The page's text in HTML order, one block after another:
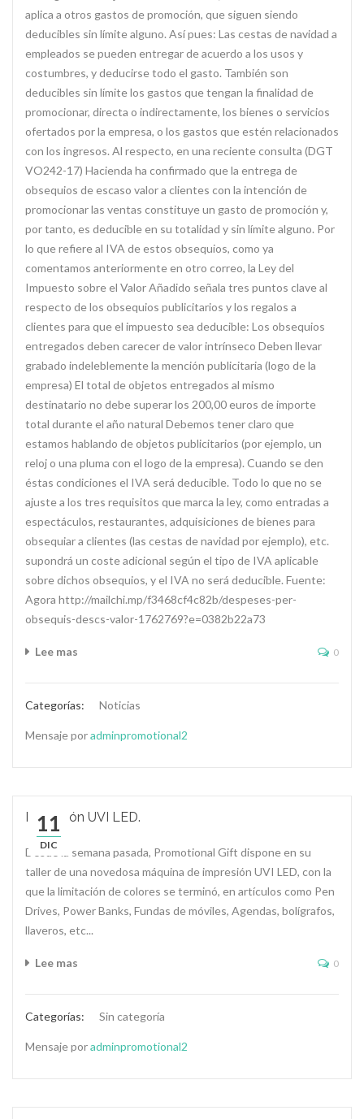
aplica a otros gastos de promoción, que siguen siendo
deducibles sin límite alguno. Así pues: Las cestas de navidad a
empleados se pueden entregar de acuerdo a los usos y
costumbres, y deducirse todo el gasto. También son
deducibles sin límite los gastos que tengan la finalidad de
promocionar, directa o indirectamente, los bienes o servicios
ofertados por la empresa, o los gastos que estén relacionados
con los ingresos. Al respecto, en una reciente consulta (DGT
VO242-17) Hacienda ha confirmado que la entrega de
obsequios de escaso valor a clientes con la intención de
promocionar las ventas constituye un gasto de promoción y,
por tanto, es deducible en su totalidad y sin límite alguno. Por
lo que refiere al IVA de estos obsequios, como ya
comentamos anteriormente en otro correo, la Ley del
Impuesto sobre el Valor Añadido señala tres puntos clave al
respecto de los obsequios publicitarios y los regalos a
clientes para que el impuesto sea deducible: Los obsequios
entregados deben carecer de valor intrínseco Deben llevar
grabado indeleblemente la mención publicitaria (logo de la
empresa) El total de objetos entregados al mismo
destinatario no debe superar los 200,00 euros de importe
total durante el año natural Debemos tener claro que
estamos hablando de objetos publicitarios (por ejemplo, un
reloj o una pluma con el logo de la empresa). Cuando se den
éstas condiciones el IVA será deducible. Todo lo que no se
ajuste a los tres requisitos que marca la ley, como entradas a
espectáculos, restaurantes, adquisiciones de bienes para
obsequiar a clientes (las cestas de navidad por ejemplo), etc.
supondrá un coste adicional según el tipo de IVA aplicable
sobre dichos obsequios, y el IVA no será deducible. Fuente:
Agora http://mailchi.mp/f3468cf4c82b/despeses-per-
obsequis-descs-valor-1762769?e=0382b22a73
Lee mas 0
Categorías: Noticias
Mensaje poradminpromotional2
11
DIC
Impresión UVI LED.
Desde la semana pasada, Promotional Gift dispone en su
taller de una novedosa máquina de impresión UVI LED, con la
que la limitación de colores se terminó, en artículos como Pen
Drives, Power Banks, Fundas de móviles, Agendas, bolígrafos,
llaveros, etc...
Lee mas 0
Categorías: Sin categoría
Mensaje poradminpromotional2